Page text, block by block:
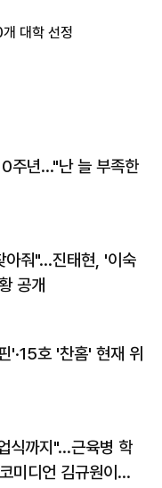
대학 선정
주년…"난 늘 부족한
아줘"…진태현, '이숙
공개
'·15호 '찬홈' 현재 위
식까지"…근육병 학
미디언 김규원이었